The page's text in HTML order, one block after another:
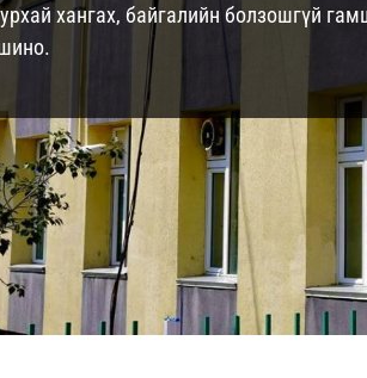
хангах, байгалийн болзошгүй